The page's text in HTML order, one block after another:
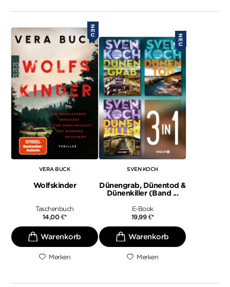
NEU
VERA BUCK
Wolfskinder
Taschenbuch
14,00 €*
Merken
NEU
SVEN KOCH
Dünengrab, Dünentod &
Dünenkiller (Band ...
E-Book
19,99 €*
Merken